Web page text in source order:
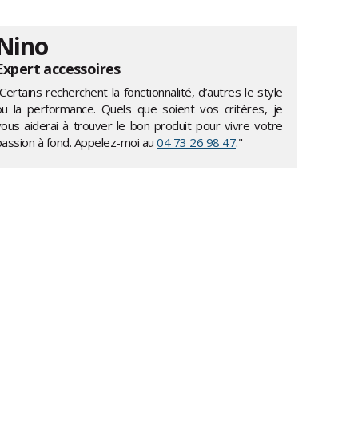
accessoires
recherchent la fonctionnalité, d’autres le style
la performance. Quels que soient vos critères, je
aiderai à trouver le bon produit pour vivre votre
à fond. Appelez-moi au 04 73 26 98 47."